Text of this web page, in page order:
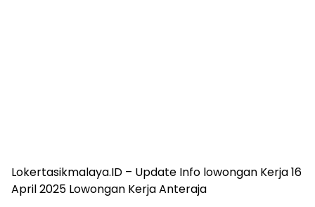
Lokertasikmalaya.ID – Update Info lowongan Kerja 16
April 2025 Lowongan Kerja Anteraja